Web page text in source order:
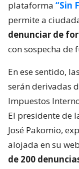
plataforma “Sin
permite a
denunciar de
con sospecha
En ese sentido,
serán derivadas
Impuestos
El presidente de
José Pakomio,
alojada en su
de 200